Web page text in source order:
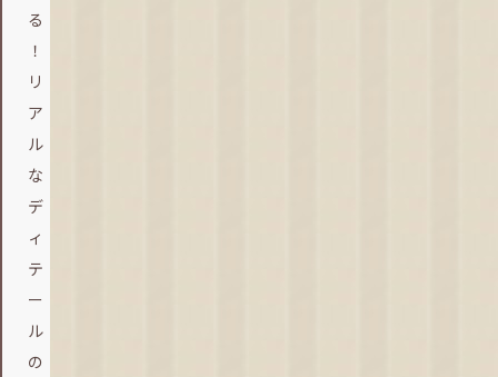
る
！
リ
ア
ル
な
デ
ィ
テ
ー
ル
の